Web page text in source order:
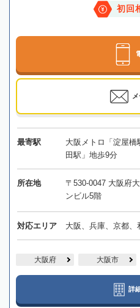
初回
最寄駅
大阪メトロ「淀屋
田駅」地歩9分
所在地
〒530-0047 大阪府
ンビル5階
対応エリア 大阪、兵庫、京都、
大阪府 大阪市
詳